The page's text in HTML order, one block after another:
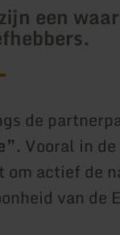
een
de
. Vooral in
om actief de
van de